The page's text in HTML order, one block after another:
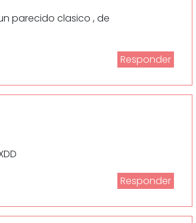
parecido clasico , de
Responder
Responder